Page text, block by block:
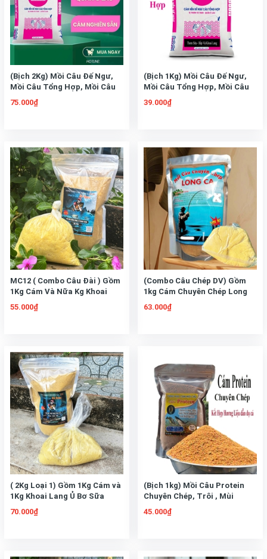
(Bịch 2Kg) Mồi Câu Đế Ngư,
Mồi Câu Tổng Hợp, Mồi Câu
Chép, Mồi Câu Rô Phi
75.000₫
(Bịch 1Kg) Mồi Câu Đế Ngư,
Mồi Câu Tổng Hợp, Mồi Câu
Chép, Mồi Câu Rô Phi
39.000₫
MC12 ( Combo Câu Đài ) Gồm
1Kg Cám Và Nữa Kg Khoai
Lang Ủ Bơ Sữa Dùng Câu
Chép Trôi Mè, Trắm, Rô Phi..
55.000₫
(Combo Câu Chép DV) Gồm
1kg Cám Chuyên Chép Long
Ca Kết Hợp Với Nữa Kí Khoai
Lang Ủ Bơ sữa Hàng Loại 1
63.000₫
( 2Kg Loại 1) Gồm 1Kg Cám và
1Kg Khoai Lang Ủ Bơ Sữa
Dùng Câu Chép Trôi Mè,
Trắm, Rô Phi.. Cực Nhạy
70.000₫
(Bịch 1kg) Mồi Câu Protein
Chuyên Chép, Trôi , Mùi
Thơm Đặc Trưng Không cần
tinh mùi
45.000₫